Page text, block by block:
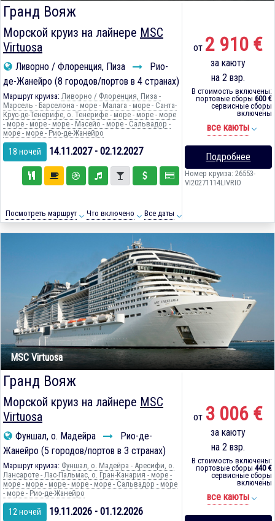
Гранд Вояж
Морской круиз на лайнере MSC
Virtuosa
Ливорно / Флоренция, Пиза
Рио-
де-Жанейро (8 городов/портов в 4 странах)
Маршрут круиза: Ливорно / Флоренция, Пиза -
Марсель - Барселона - море - Малага - море - Санта-
Крус-де-Тенерифе, о. Тенерифе - море - море - море
- море - море - море - Масейо - море - Сальвадор -
море - море - Рио-де-Жанейро
18 ночей 14.11.2027 - 02.12.2027
Посмотреть маршрут Что включено Все даты
от 2 910 €
за каюту
на 2 взр.
В стоимость включены:
портовые сборы 600 €
сервисные сборы
включены
все каюты
Подробнее
Номер круиза: 26553-
VI20271114LIVRIO
MSC Virtuosa
Гранд Вояж
Морской круиз на лайнере MSC
Virtuosa
Фуншал, о. Мадейра
Рио-де-
Жанейро (5 городов/портов в 3 странах)
Маршрут круиза: Фуншал, о. Мадейра - Аресифи, о.
Лансароте - Лас-Пальмас, о. Гран-Канария - море -
море - море - море - море - море - Сальвадор - море
- море - Рио-де-Жанейро
12 ночей 19.11.2026 - 01.12.2026
от 3 006 €
за каюту
на 2 взр.
В стоимость включены:
портовые сборы 440 €
сервисные сборы
включены
все каюты